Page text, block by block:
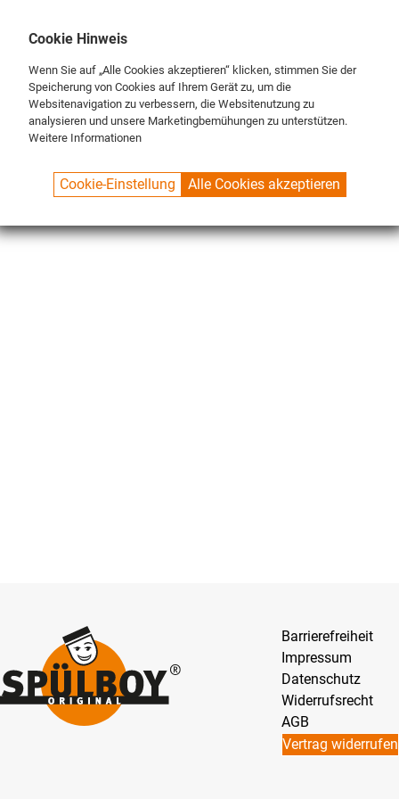
SPUELBOY.DE SHOP SPECIALS ABTROPFMATTEN
Barrierefreiheit
Impressum
Datenschutz
Widerrufsrecht
AGB
Vertrag widerrufen
Cookie Hinweis
Wenn Sie auf „Alle Cookies akzeptieren“ klicken, stimmen Sie der
Speicherung von Cookies auf Ihrem Gerät zu, um die
Websitenavigation zu verbessern, die Websitenutzung zu
analysieren und unsere Marketingbemühungen zu unterstützen.
Weitere Informationen
Cookie-Einstellung Alle Cookies akzeptieren